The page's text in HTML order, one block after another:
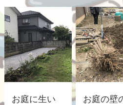
お庭に生い
お庭の壁